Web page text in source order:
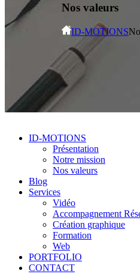
Nos valeurs
ID-MOTIONS
ID-MOTIONS
Présentation
Notre mission
Nos valeurs
Blog
Services
Vidéo
Accompagnement
Création graphique
Formation
Web
PORTFOLIO
CONTACT